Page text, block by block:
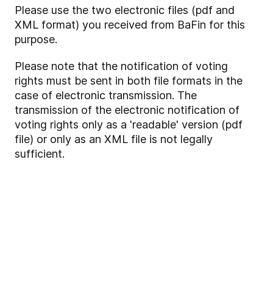
Please use the two electronic files (pdf and
XML format) you received from BaFin for this
purpose.
Please note that the notification of voting
rights must be sent in both file formats in the
case of electronic transmission. The
transmission of the electronic notification of
voting rights only as a 'readable' version (pdf
file) or only as an XML file is not legally
sufficient.